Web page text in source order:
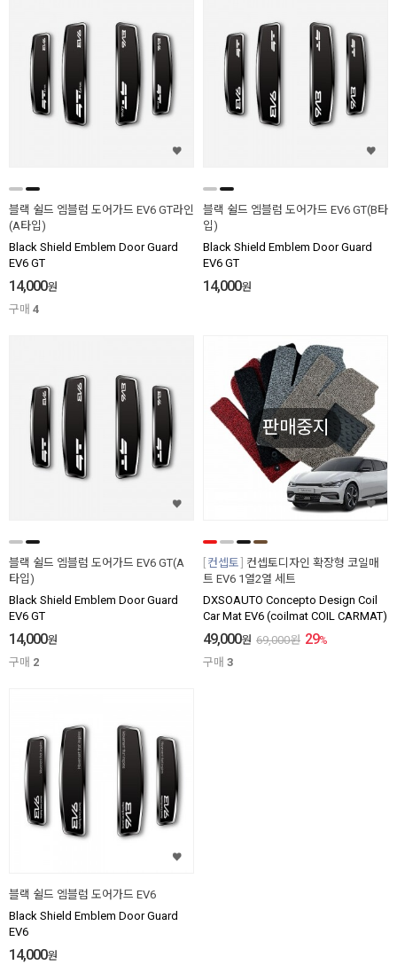
블랙 쉴드 엠블럼 도어가드 EV6 GT라인
(A타입)
Black Shield Emblem Door Guard
EV6 GT
14,000원
구매 4
블랙 쉴드 엠블럼 도어가드 EV6 GT(B타
입)
Black Shield Emblem Door Guard
EV6 GT
14,000원
블랙 쉴드 엠블럼 도어가드 EV6 GT(A
타입)
Black Shield Emblem Door Guard
EV6 GT
14,000원
구매 2
판매중지
컨셉토
컨셉토디자인 확장형 코일매
트 EV6 1열2열 세트
DXSOAUTO Concepto Design Coil
Car Mat EV6 (coilmat COIL CARMAT)
49,000원 69,000원 29%
구매 3
블랙 쉴드 엠블럼 도어가드 EV6
Black Shield Emblem Door Guard
EV6
14,000원